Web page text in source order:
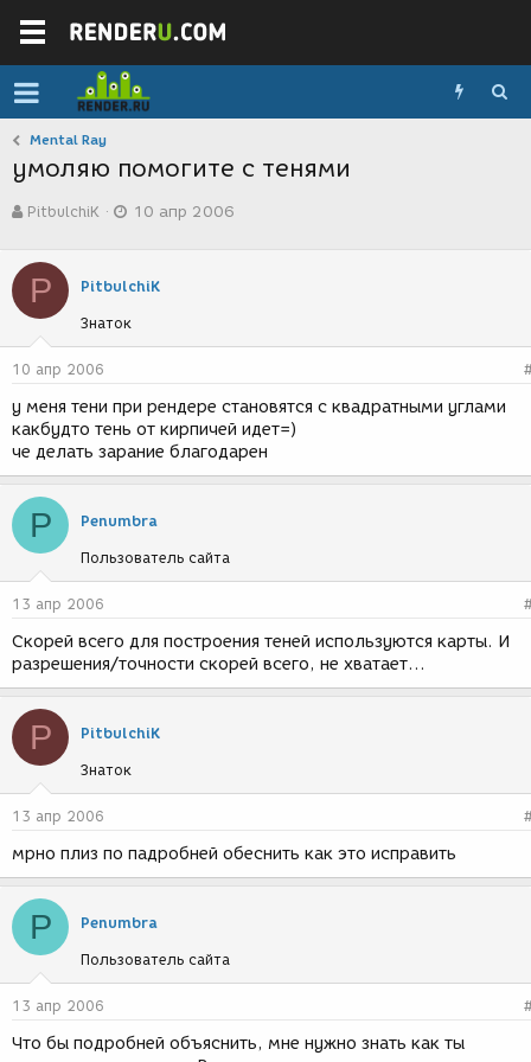
Mental Ray
умоляю помогите с тенями
в
о
р
т
е
м
ы
PitbulchiK
а
с
з
д
и
я
10 апр 2006
P PitbulchiK
Знаток
10 апр 2006
у меня тени при рендере становятся с квадратными углами
какбудто тень от кирпичей идет=)
че делать зарание благодарен
P Penumbra
Пользователь сайта
13 апр 2006
Скорей всего для построения теней используются карты. И
разрешения/точности скорей всего, не хватает...
P PitbulchiK
Знаток
13 апр 2006
мрно плиз по падробней обеснить как это исправить
P Penumbra
Пользователь сайта
13 апр 2006
Что бы подробней объяснить, мне нужно знать как ты